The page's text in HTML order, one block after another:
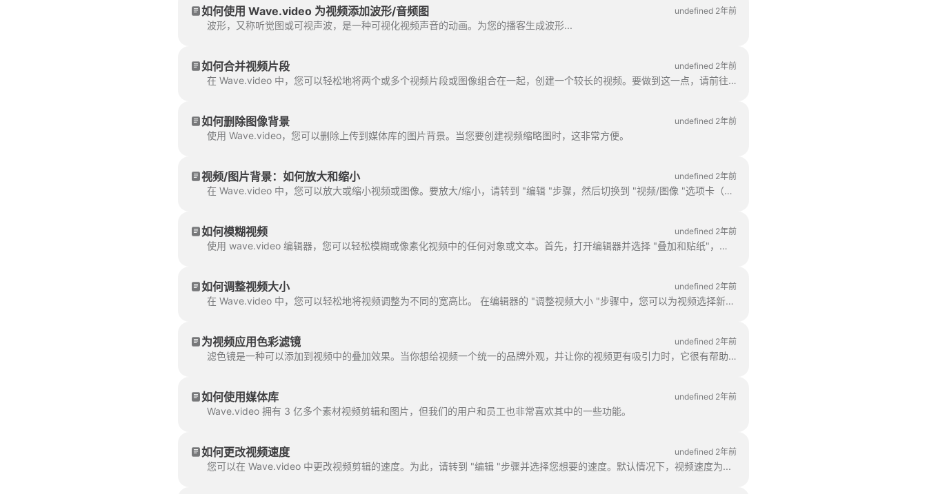
如何使用 Wave.video 为视频添加波形/音频图 undefined 2年前
波形，又称听觉图或可视声波，是一种可视化视频声音的动画。为您的播客生成波形...
如何合并视频片段 undefined 2年前
在 Wave.video 中，您可以轻松地将两个或多个视频片段或图像组合在一起，创建一个较长的视频。要做到这一点，请前往 https://wave.video/zh/ 并单击 "合并 "按钮。
如何删除图像背景 undefined 2年前
使用 Wave.video，您可以删除上传到媒体库的图片背景。当您要创建视频缩略图时，这非常方便。
视频/图片背景：如何放大和缩小 undefined 2年前
在 Wave.video 中，您可以放大或缩小视频或图像。要放大/缩小，请转到 "编辑 "步骤，然后切换到 "视频/图像 "选项卡（点击 "下一步"）。
如何模糊视频 undefined 2年前
使用 wave.video 编辑器，您可以轻松模糊或像素化视频中的任何对象或文本。首先，打开编辑器并选择 "叠加和贴纸"，然后选择 "模糊"。
如何调整视频大小 undefined 2年前
在 Wave.video 中，您可以轻松地将视频调整为不同的宽高比。 在编辑器的 "调整视频大小 "步骤中，您可以为视频选择新的格式。
为视频应用色彩滤镜 undefined 2年前
滤色镜是一种可以添加到视频中的叠加效果。当你想给视频一个统一的品牌外观，并让你的视频更有吸引力时，它很有帮助。
如何使用媒体库 undefined 2年前
Wave.video 拥有 3 亿多个素材视频剪辑和图片，但我们的用户和员工也非常喜欢其中的一些功能。
如何更改视频速度 undefined 2年前
您可以在 Wave.video 中更改视频剪辑的速度。为此，请转到 "编辑 "步骤并选择您想要的速度。默认情况下，视频速度为...